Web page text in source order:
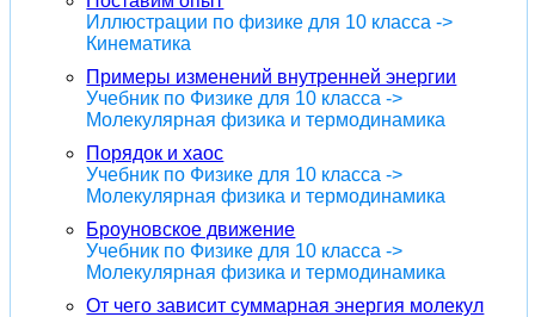
Иллюстрации по физике для 10 класса ->
Кинематика
Примеры изменений внутренней энергии
Учебник по Физике для 10 класса ->
Молекулярная физика и термодинамика
Порядок и хаос
Учебник по Физике для 10 класса ->
Молекулярная физика и термодинамика
Броуновское движение
Учебник по Физике для 10 класса ->
Молекулярная физика и термодинамика
От чего зависит суммарная энергия молекул